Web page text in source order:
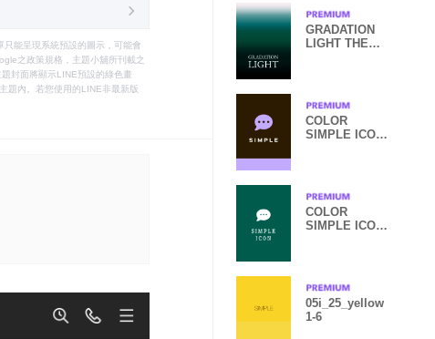
能呈現系統預設的圖示，可能會
之政策規格，主題小舖所刊載之
封面將顯示LINE預設的綠色畫
題內。若您使用的LINE非最新版
GRADATION
LIGHT THEME
COLOR
SIMPLE ICON
COLOR
SIMPLE ICON
05i_25_yellow
1-6